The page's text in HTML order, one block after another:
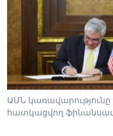
Լեզուներ
ԱՄՆ
հատկացվող